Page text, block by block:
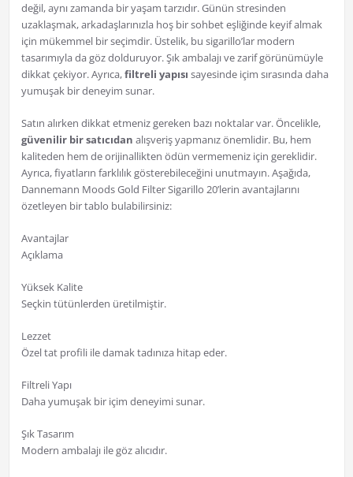
değil, aynı zamanda bir yaşam tarzıdır. Günün stresinden
uzaklaşmak, arkadaşlarınızla hoş bir sohbet eşliğinde keyif almak
için mükemmel bir seçimdir. Üstelik, bu sigarillo’lar modern
tasarımıyla da göz dolduruyor. Şık ambalajı ve zarif görünümüyle
dikkat çekiyor. Ayrıca,filtreli yapısı sayesinde içim sırasında daha
yumuşak bir deneyim sunar.
Satın alırken dikkat etmeniz gereken bazı noktalar var. Öncelikle,
güvenilir bir satıcıdan alışveriş yapmanız önemlidir. Bu, hem
kaliteden hem de orijinallikten ödün vermemeniz için gereklidir.
Ayrıca, fiyatların farklılık gösterebileceğini unutmayın. Aşağıda,
Dannemann Moods Gold Filter Sigarillo 20’lerin avantajlarını
özetleyen bir tablo bulabilirsiniz:
Avantajlar
Açıklama
Yüksek Kalite
Seçkin tütünlerden üretilmiştir.
Lezzet
Özel tat profili ile damak tadınıza hitap eder.
Filtreli Yapı
Daha yumuşak bir içim deneyimi sunar.
Şık Tasarım
Modern ambalajı ile göz alıcıdır.